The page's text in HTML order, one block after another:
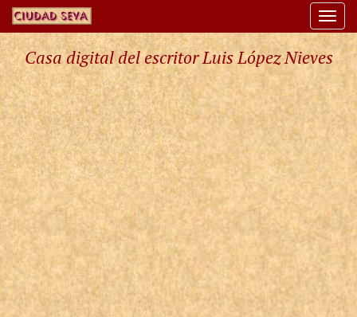
Casa digital del escritor Luis López Nieves